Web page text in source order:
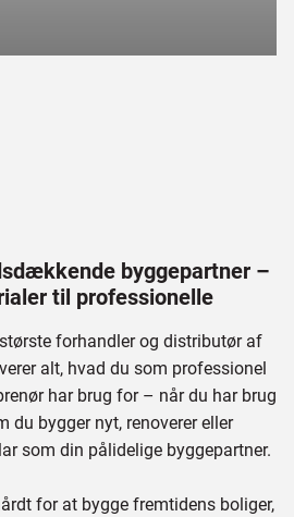
byggepartner –
til professionelle
forhandler og distributør af
alt, hvad du som professionel
har brug for – når du har brug
du bygger nyt, renoverer eller
som din pålidelige byggepartner.
for at bygge fremtidens boliger,